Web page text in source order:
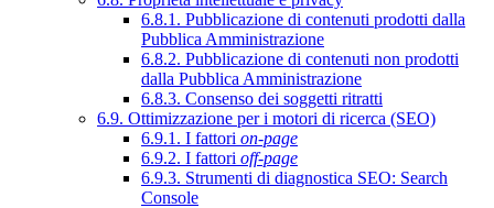
6.8.1. Pubblicazione di contenuti prodotti dalla
Pubblica Amministrazione
6.8.2. Pubblicazione di contenuti non prodotti
dalla Pubblica Amministrazione
6.8.3. Consenso dei soggetti ritratti
6.9. Ottimizzazione per i motori di ricerca (SEO)
6.9.1. I fattori on-page
6.9.2. I fattori off-page
6.9.3. Strumenti di diagnostica SEO: Search
Console